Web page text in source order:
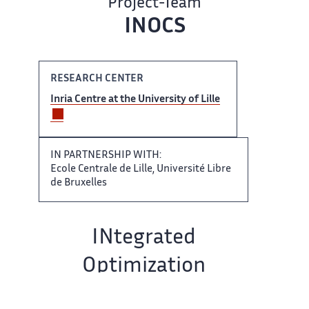
Project-Team
INOCS ​
RESEARCH CENTER​‌
Inria Centre at the​​ University of Lille
IN​​​‌ PARTNERSHIP WITH:
Ecole Centrale ​ de Lille, Université Libre​‌
de Bruxelles
Team name:​​
INtegrated
Optimization